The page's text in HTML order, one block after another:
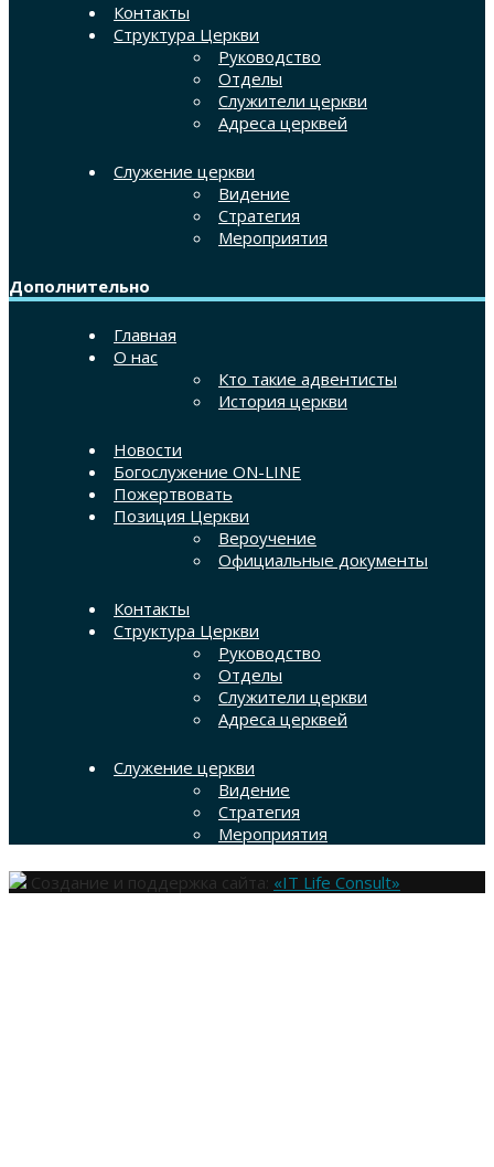
Контакты
Структура Церкви
Руководство
Отделы
Служители церкви
Адреса церквей
Служение церкви
Видение
Стратегия
Мероприятия
Дополнительно
Главная
О нас
Кто такие адвентисты
История церкви
Новости
Богослужение ON-LINE
Пожертвовать
Позиция Церкви
Вероучение
Официальные документы
Контакты
Структура Церкви
Руководство
Отделы
Служители церкви
Адреса церквей
Служение церкви
Видение
Стратегия
Мероприятия
Создание и поддержка сайта: «IT Life Consult»